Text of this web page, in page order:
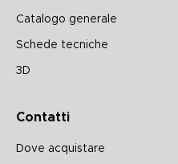
Catalogo generale
Schede tecniche
3D
Contatti
Dove acquistare